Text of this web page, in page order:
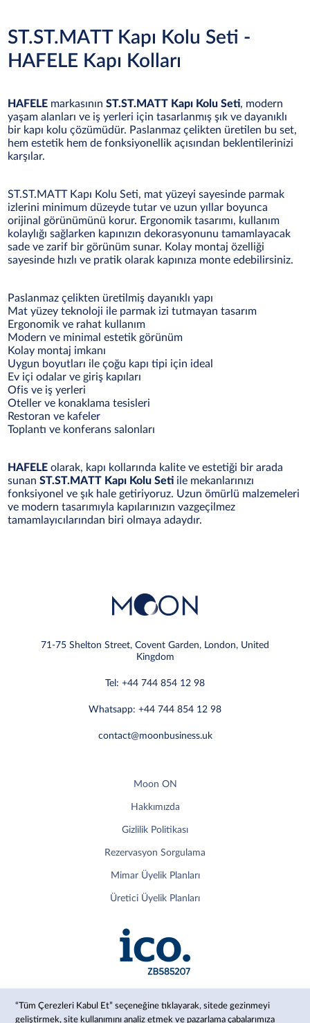
ST.ST.MATT Kapı Kolu Seti -
HAFELE Kapı Kolları
HAFELE markasınınST.ST.MATT Kapı Kolu Seti, modern
yaşam alanları ve iş yerleri için tasarlanmış şık ve dayanıklı
bir kapı kolu çözümüdür. Paslanmaz çelikten üretilen bu set,
hem estetik hem de fonksiyonellik açısından beklentilerinizi
karşılar.
ST.ST.MATT Kapı Kolu Seti, mat yüzeyi sayesinde parmak
izlerini minimum düzeyde tutar ve uzun yıllar boyunca
orijinal görünümünü korur. Ergonomik tasarımı, kullanım
kolaylığı sağlarken kapınızın dekorasyonunu tamamlayacak
sade ve zarif bir görünüm sunar. Kolay montaj özelliği
sayesinde hızlı ve pratik olarak kapınıza monte edebilirsiniz.
Paslanmaz çelikten üretilmiş dayanıklı yapı
Mat yüzey teknoloji ile parmak izi tutmayan tasarım
Ergonomik ve rahat kullanım
Modern ve minimal estetik görünüm
Kolay montaj imkanı
Uygun boyutları ile çoğu kapı tipi için ideal
Ev içi odalar ve giriş kapıları
Ofis ve iş yerleri
Oteller ve konaklama tesisleri
Restoran ve kafeler
Toplantı ve konferans salonları
HAFELE olarak, kapı kollarında kalite ve estetiği bir arada
sunanST.ST.MATT Kapı Kolu Seti ile mekanlarınızı
fonksiyonel ve şık hale getiriyoruz. Uzun ömürlü malzemeleri
ve modern tasarımıyla kapılarınızın vazgeçilmez
tamamlayıcılarından biri olmaya adaydır.
“Tüm Çerezleri Kabul Et” seçeneğine tıklayarak, sitede gezinmeyi
geliştirmek, site kullanımını analiz etmek ve pazarlama çabalarımıza
71-75 Shelton Street, Covent Garden, London, United
Kingdom
Tel: +44 744 854 12 98
Whatsapp: +44 744 854 12 98
contact@moonbusiness.uk
Moon ON
Hakkımızda
Gizlilik Politikası
Rezervasyon Sorgulama
Mimar Üyelik Planları
Üretici Üyelik Planları